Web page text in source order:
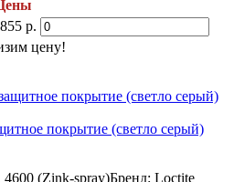
р.
цену!
покрытие (светло серый)
(Zink-spray)Бренд: Loctite